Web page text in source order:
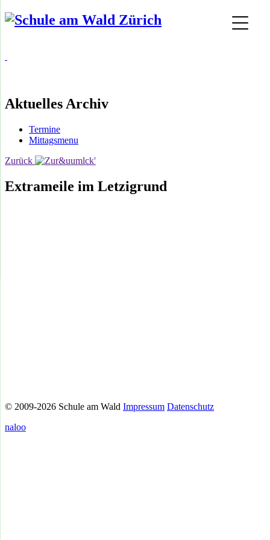
Aktuelles Archiv
Termine
Mittagsmenu
Zurück
Extrameile im Letzigrund
© 2009-2026 Schule am Wald Impressum Datenschutz
naloo